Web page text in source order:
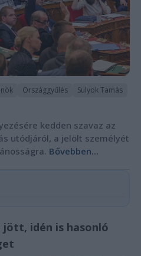
Országgyűlés
Sulyok Tamás
kedden szavaz az
utódjáról, a jelölt személyét
Bővebben...
jött, idén is hasonló